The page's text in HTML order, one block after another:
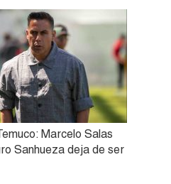
Marcelo Salas
Sanhueza deja de ser